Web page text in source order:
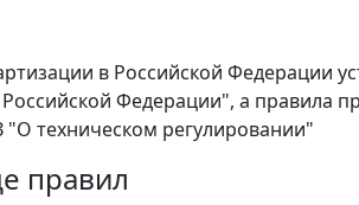
в Российской Федерации
Федерации", а правила
"О техническом регулировании"
правил